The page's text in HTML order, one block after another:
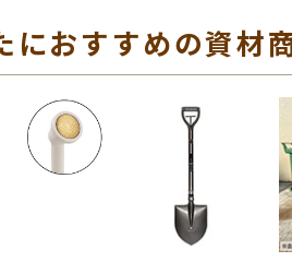
におすすめの資材